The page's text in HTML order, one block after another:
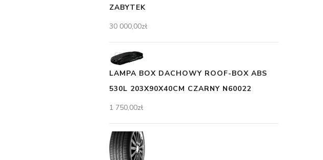
ZABYTEK
30 000,00zł
LAMPA BOX DACHOWY ROOF-BOX ABS
530L 203X90X40CM CZARNY N60022
1 750,00zł